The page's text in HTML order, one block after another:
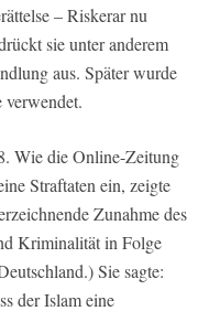
– Riskerar nu
sie unter anderem
aus. Später wurde
verwendet.
Wie die Online-Zeitung
Straftaten ein, zeigte
Zunahme des
Kriminalität in Folge
Sie sagte:
der Islam eine